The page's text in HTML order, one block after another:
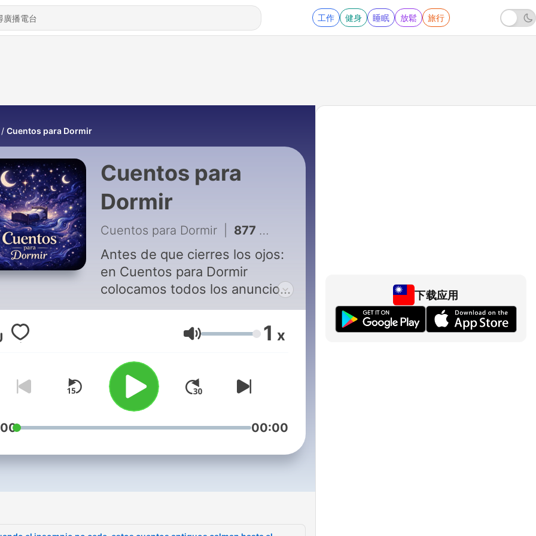
工作 健身 睡眠 放鬆 旅行
Cuentos para Dormir
Cuentos para
Dormir
Cuentos para Dormir 877 - Cuando el insomnio no cede, estos cuentos antiguos calman hasta el último pensamiento
Antes de que cierres los ojos:
en Cuentos para Dormir
colocamos todos los anuncios
al comienzo del episodio para
que después puedas quedarte
en paz, sin interrupciones,
mientras el mundo se apaga
despacito. Porque sabemos lo
que se siente cuando por fin
encuentras el borde exacto del
sueño y, justo ahí, una voz
suave. Aquí no. Aquí Cuentos
momento como si fuera una
vuelves: porque alguna parte
音量 1 x
00:00
下载应用